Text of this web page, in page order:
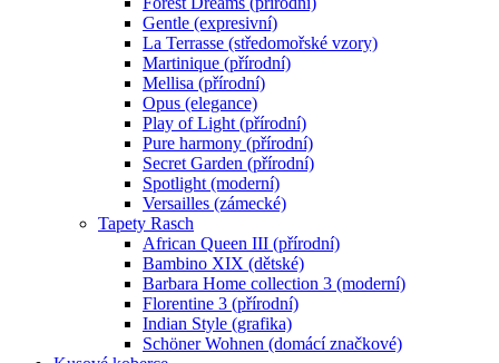
Gentle (expresivní)
La Terrasse (středomořské vzory)
Martinique (přírodní)
Mellisa (přírodní)
Opus (elegance)
Play of Light (přírodní)
Pure harmony (přírodní)
Secret Garden (přírodní)
Spotlight (moderní)
Versailles (zámecké)
Tapety Rasch
African Queen III (přírodní)
Bambino XIX (dětské)
Barbara Home collection 3 (moderní)
Florentine 3 (přírodní)
Indian Style (grafika)
Schöner Wohnen (domácí značkové)